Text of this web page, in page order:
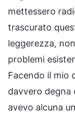
mettessero
trascurato
leggerezza,
problemi
Facendo il mio
davvero degna
avevo alcuna